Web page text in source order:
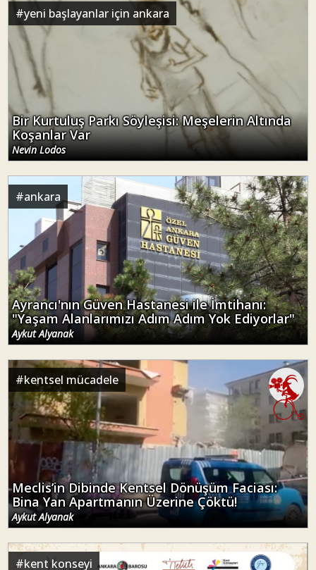
#yeni başlayanlar için ankara
Bir Kurtuluş Parkı Söyleşisi: Meşelerin Altında
Koşanlar Var
Nevin Lodos
#ankara
Ayrancı'nın Güven Hastanesi ile İmtihanı:
"Yaşam Alanlarımızı Adım Adım Yok Ediyorlar"
Aykut Alyanak
#kentsel mücadele
Meclis’in Dibinde Kentsel Dönüşüm Faciası:
Bina Yan Apartmanın Üzerine Çöktü!
Aykut Alyanak
#kent konseyi